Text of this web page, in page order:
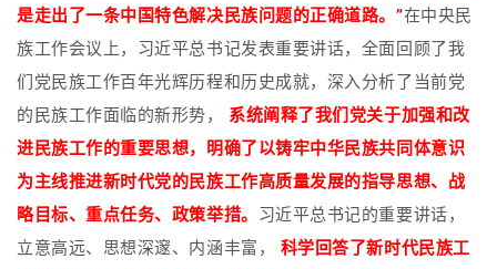
是走出了一条中国特色解决民族问题的正确道路。”在中央民
族工作会议上，习近平总书记发表重要讲话，全面回顾了我
们党民族工作百年光辉历程和历史成就，深入分析了当前党
的民族工作面临的新形势， 系统阐释了我们党关于加强和改
进民族工作的重要思想，明确了以铸牢中华民族共同体意识
为主线推进新时代党的民族工作高质量发展的指导思想、战
略目标、重点任务、政策举措。 习近平总书记的重要讲话，
立意高远、思想深邃、内涵丰富， 科学回答了新时代民族工